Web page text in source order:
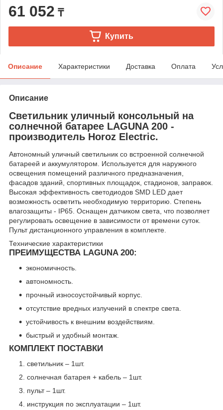
61 052 ₸
Купить
Описание Характеристики Доставка Оплата
Описание
Светильник уличный консольный на
солнечной батарее LAGUNA 200 -
производитель Horoz Electric.
Автономный уличный светильник со встроенной солнечной
батареей и аккумулятором. Используется для наружного
освещения помещений различного предназначения,
фасадов зданий, спортивных площадок, стадионов, заправок.
Высокая эффективность светодиодов SMD LED дает
возможность осветить необходимую территорию. Cтепень
влагозащиты - IP65. Оснащен датчиком света, что позволяет
регулировать освещение в зависимости от времени суток.
Пульт дистанционного управления в комплекте.
Технические характеристики
ПРЕИМУЩЕСТВА LAGUNA 200:
экономичность.
автономность.
прочный износоустойчивый корпус.
отсутствие вредных излучений в спектре света.
устойчивость к внешним воздействиям.
быстрый и удобный монтаж.
КОМПЛЕКТ ПОСТАВКИ
светильник – 1шт.
солнечная батарея + кабель – 1шт.
пульт – 1шт.
инструкция по эксплуатации – 1шт.